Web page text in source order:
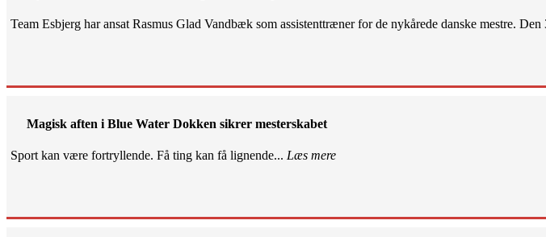
Team Esbjerg har ansat Rasmus Glad Vandbæk som assistenttræner for de nykårede danske mestre. Den
Magisk aften i Blue Water Dokken sikrer mesterskabet
Sport kan være fortryllende. Få ting kan få lignende... Læs mere